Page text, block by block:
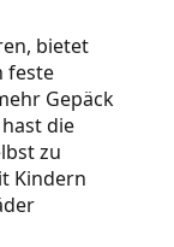
bietet
feste
Gepäck
die
zu
Kindern